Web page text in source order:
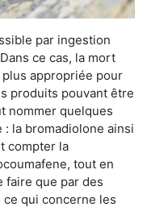
par ingestion
ce cas, la mort
appropriée pour
produits pouvant être
nommer quelques
la bromadiolone ainsi
compter la
tout en
faire que par des
qui concerne les